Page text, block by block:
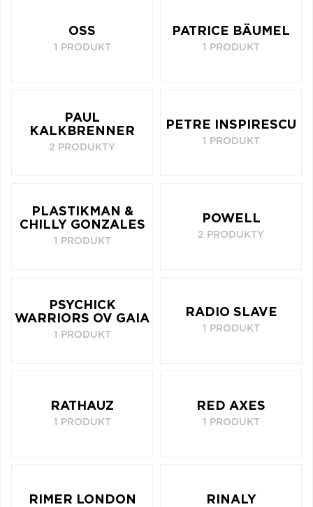
OSS
1 PRODUKT
PATRICE BÄUMEL
1 PRODUKT
PAUL
KALKBRENNER
2 PRODUKTY
PETRE INSPIRESCU
1 PRODUKT
PLASTIKMAN &
CHILLY GONZALES
1 PRODUKT
POWELL
2 PRODUKTY
PSYCHICK
WARRIORS OV GAIA
1 PRODUKT
RADIO SLAVE
1 PRODUKT
RATHAUZ
1 PRODUKT
RED AXES
1 PRODUKT
RIMER LONDON RINALY